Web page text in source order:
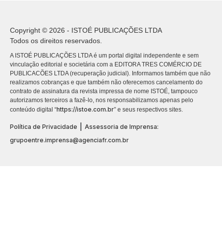
Copyright © 2026 - ISTOÉ PUBLICAÇÕES LTDA
Todos os direitos reservados.
A ISTOÉ PUBLICAÇÕES LTDA é um portal digital independente e sem
vinculação editorial e societária com a EDITORA TRES COMÉRCIO DE
PUBLICACÕES LTDA (recuperação judicial). Informamos também que não
realizamos cobranças e que também não oferecemos cancelamento do
contrato de assinatura da revista impressa de nome ISTOÉ, tampouco
autorizamos terceiros a fazê-lo, nos responsabilizamos apenas pelo
conteúdo digital “https://istoe.com.br” e seus respectivos sites.
Política de Privacidade
Assessoria de Imprensa:
grupoentre.imprensa@agenciafr.com.br